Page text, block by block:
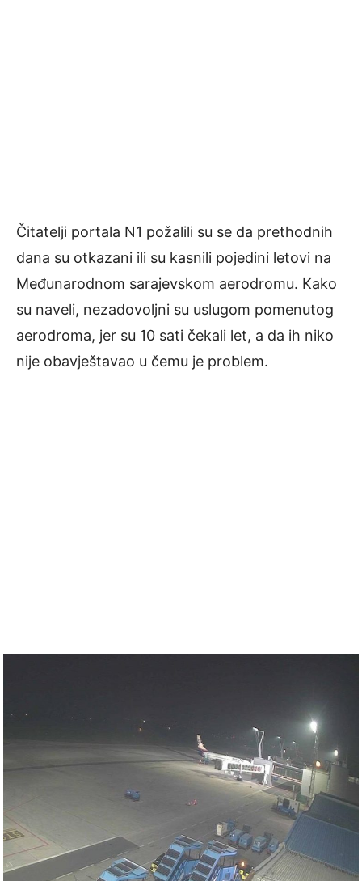
Čitatelji portala N1 požalili su se da prethodnih
dana su otkazani ili su kasnili pojedini letovi na
Međunarodnom sarajevskom aerodromu. Kako
su naveli, nezadovoljni su uslugom pomenutog
aerodroma, jer su 10 sati čekali let, a da ih niko
nije obavještavao u čemu je problem.